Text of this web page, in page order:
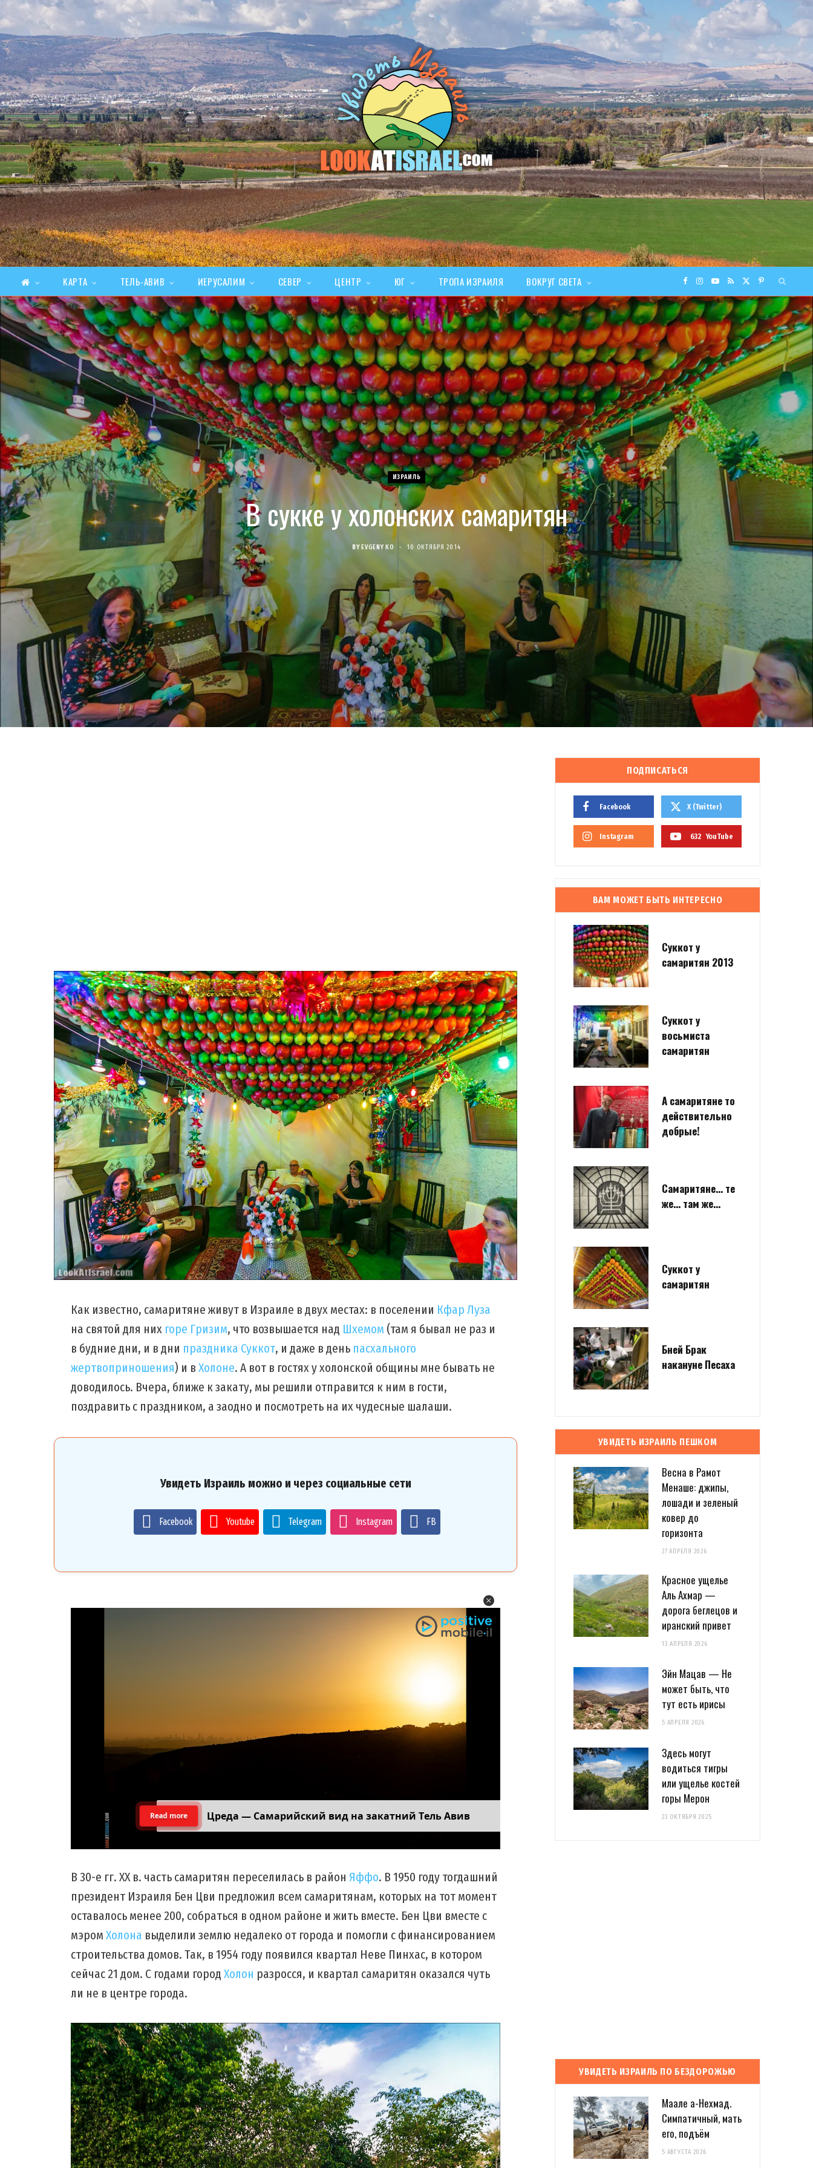
F
a
c
e
b
o
I
n
s
t
a
g
r
Y
o
u
T
u
b
e
R
S
S
(
T
w
i
t
)
P
i
n
t
e
e
КАРТА ТЕЛЬ-АВИВ ИЕРУСАЛИМ СЕВЕР ЦЕНТР ЮГ ТРОПА ИЗРАИЛЯ ВОКРУГ СВЕТА
ИЗРАИЛЬ
В сукке у холонских самаритян
BY EVGENY KO 10 ОКТЯБРЯ 2014
Как известно, самаритяне живут в Израиле в двух местах: в поселении Кфар Луза
на святой для них горе Гризим, что возвышается над Шхемом (там я бывал не раз и
в будние дни, и в дни праздника Суккот, и даже в день пасхального
жертвоприношения) и вХолоне. А вот в гостях у холонской общины мне бывать не
доводилось. Вчера, ближе к закату, мы решили отправится к ним в гости,
поздравить с праздником, а заодно и посмотреть на их чудесные шалаши.
Увидеть Израиль можно и через социальные сети
Facebook Youtube Telegram Instagram FB
Цреда — Самарийский вид на закатний Тель Авив
Read more
В 30-е гг. ХХ в. часть самаритян переселилась в район Яффо. В 1950 году тогдашний
президент Израиля Бен Цви предложил всем самаритянам, которых на тот момент
оставалось менее 200, собраться в одном районе и жить вместе. Бен Цви вместе с
мэромХолона выделили землю недалеко от города и помогли с финансированием
строительства домов. Так, в 1954 году появился квартал Неве Пинхас, в котором
сейчас 21 дом. С годами городХолон разросся, и квартал самаритян оказался чуть
ли не в центре города.
ПОДПИСАТЬСЯ
Facebook X (Twitter)
Instagram 632 YouTube
ВАМ МОЖЕТ БЫТЬ ИНТЕРЕСНО
Суккот у
самаритян 2013
Суккот у
восьмиста
самаритян
А самаритяне то
действительно
добрые!
Самаритяне… те
же… там же…
Суккот у
самаритян
Бней Брак
накануне Песаха
УВИДЕТЬ ИЗРАИЛЬ ПЕШКОМ
Весна в Рамот
Менаше: джипы,
лошади и зеленый
ковер до
горизонта
27 АПРЕЛЯ 2026
Красное ущелье
Аль Ахмар —
дорога беглецов и
иранский привет
13 АПРЕЛЯ 2026
Эйн Мацав — Не
может быть, что
тут есть ирисы
5 АПРЕЛЯ 2026
Здесь могут
водиться тигры
или ущелье костей
горы Мерон
23 ОКТЯБРЯ 2025
УВИДЕТЬ ИЗРАИЛЬ ПО БЕЗДОРОЖЬЮ
Маале а-Нехмад.
Симпатичный, мать
его, подъём
5 АВГУСТА 2026